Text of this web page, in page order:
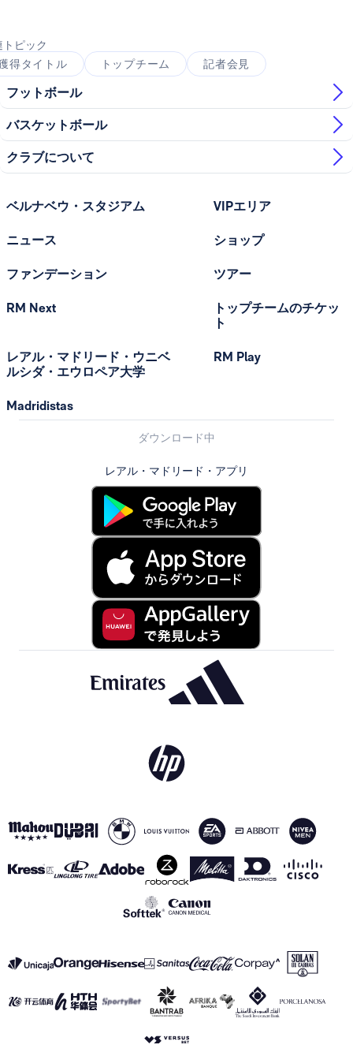
トピック
得タイトル
トップチーム 記者会見
フットボール
バスケットボール
クラブについて
ベルナベウ・スタジアム
ニュース
ファンデーション
RM Next
レアル・マドリード・ウニベ
ルシダ・エウロペア大学
Madridistas
VIPエリア
ショップ
ツアー
トップチームのチケッ
ト
RM Play
ダウンロード中
レアル・マドリード・アプリ